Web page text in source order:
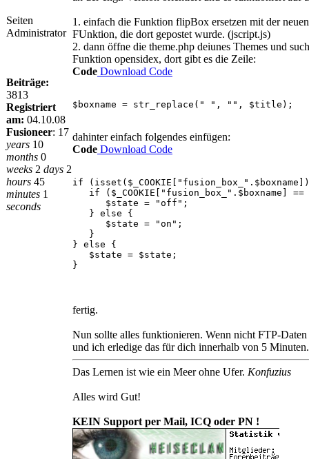
Seiten
Administrator
Beiträge:
3813
Registriert
am: 04.10.08
Fusioneer: 17
years 10
months 0
weeks 2 days 2
hours 45
minutes 1
seconds
1. einfach die Funktion flipBox ersetzen mit der
FUnktion, die dort gepostet wurde. (jscript.js)
2. dann öffne die theme.php deiunes Themes und
Funktion opensidex, dort gibt es die Zeile:
Code Download Code
$boxname = str_replace(" ", "", $title);
dahinter einfach folgendes einfügen:
Code Download Code
if
if ($_COOKIE["fusion_box_".$boxname]
$state = "off";
} else {
$state = "on";
}
} else {
$state = $state;
}
fertig.
Nun sollte alles funktionieren. Wenn nicht FTP-
und ich erledige das für dich innerhalb von 5 Minuten.
Das Lernen ist wie ein Meer ohne Ufer. Konfuzius
Alles wird Gut!
KEIN Support per Mail, ICQ oder PN !